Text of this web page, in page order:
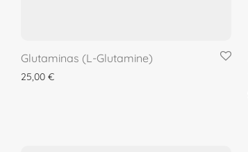
Glutaminas (L-Glutamine)
25,00 €